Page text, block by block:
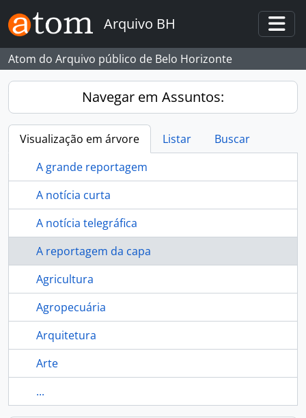
Skip to main content
Arquivo BH
Atom do Arquivo público de Belo Horizonte
Navegar em Assuntos:
Visualização em árvore Listar
Buscar
A grande reportagem
A notícia curta
A notícia telegráfica
A reportagem da capa
Agricultura
Agropecuária
Arquitetura
Arte
...